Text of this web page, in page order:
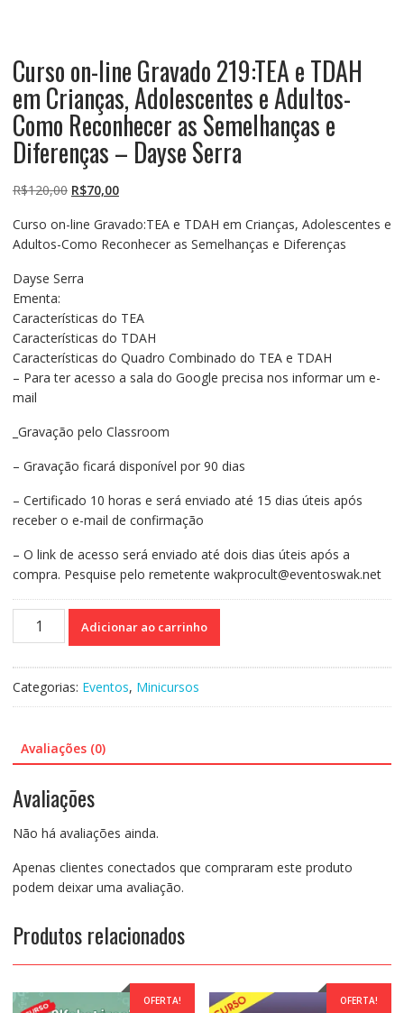
Curso on-line Gravado 219:TEA e TDAH
em Crianças, Adolescentes e Adultos-
Como Reconhecer as Semelhanças e
Diferenças – Dayse Serra
R$120,00 O
original
era:
R$70,00O
atual
é:
Curso on-line Gravado:TEA e TDAH em Crianças, Adolescentes e
Adultos-Como Reconhecer as Semelhanças e Diferenças
Dayse Serra
Ementa:
Características do TEA
Características do TDAH
Características do Quadro Combinado do TEA e TDAH
– Para ter acesso a sala do Google precisa nos informar um e-
mail
_Gravação pelo Classroom
– Gravação ficará disponível por 90 dias
– Certificado 10 horas e será enviado até 15 dias úteis após
receber o e-mail de confirmação
– O link de acesso será enviado até dois dias úteis após a
compra. Pesquise pelo remetente wakprocult@eventoswak.net
Curso
219:TEA
em
Adolescentes
Adultos-
Reconhecer
as
e
Dayse
Adicionar ao carrinho
Categorias: Eventos, Minicursos
Avaliações (0)
Avaliações
Não há avaliações ainda.
Apenas clientes conectados que compraram este produto
podem deixar uma avaliação.
Produtos relacionados
OFERTA! OFERTA!